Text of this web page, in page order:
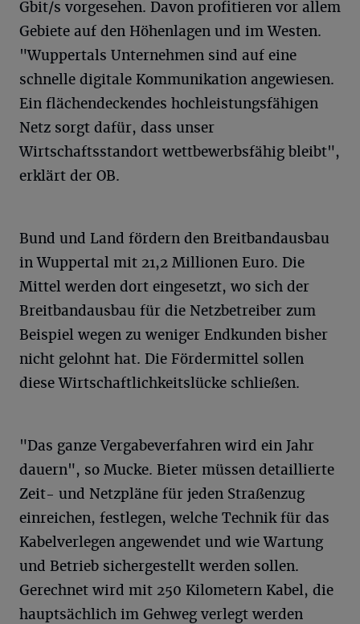
Gbit/s vorgesehen. Davon profitieren vor allem
Gebiete auf den Höhenlagen und im Westen.
"Wuppertals Unternehmen sind auf eine
schnelle digitale Kommunikation angewiesen.
Ein flächendeckendes hochleistungsfähigen
Netz sorgt dafür, dass unser
Wirtschaftsstandort wettbewerbsfähig bleibt",
erklärt der OB.
Bund und Land fördern den Breitbandausbau
in Wuppertal mit 21,2 Millionen Euro. Die
Mittel werden dort eingesetzt, wo sich der
Breitbandausbau für die Netzbetreiber zum
Beispiel wegen zu weniger Endkunden bisher
nicht gelohnt hat. Die Fördermittel sollen
diese Wirtschaftlichkeitslücke schließen.
"Das ganze Vergabeverfahren wird ein Jahr
dauern", so Mucke. Bieter müssen detaillierte
Zeit- und Netzpläne für jeden Straßenzug
einreichen, festlegen, welche Technik für das
Kabelverlegen angewendet und wie Wartung
und Betrieb sichergestellt werden sollen.
Gerechnet wird mit 250 Kilometern Kabel, die
hauptsächlich im Gehweg verlegt werden